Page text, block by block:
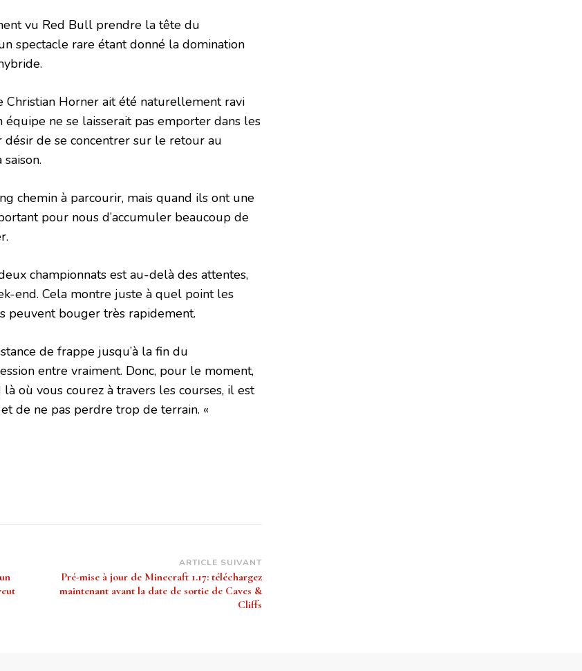
vu Red Bull prendre la tête du
spectacle rare étant donné la domination
Christian Horner ait été naturellement ravi
ne se laisserait pas emporter dans les
de se concentrer sur le retour au
chemin à parcourir, mais quand ils ont une
pour nous d’accumuler beaucoup de
championnats est au-delà des attentes,
end. Cela montre juste à quel point les
peuvent bouger très rapidement.
de frappe jusqu’à la fin du
entre vraiment. Donc, pour le moment,
où vous courez à travers les courses, il est
de ne pas perdre trop de terrain. «
ARTICLE SUIVANT
Pré-mise à jour de Minecraft 1.17: téléchargez
maintenant avant la date de sortie de Caves &
Cliffs